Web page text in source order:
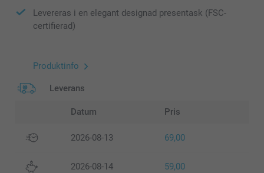
Levereras i en elegant designad presentask (FSC-
certifierad)
Produktinfo
Leverans
Datum Pris
2026-08-13 69,00
2026-08-14 59,00